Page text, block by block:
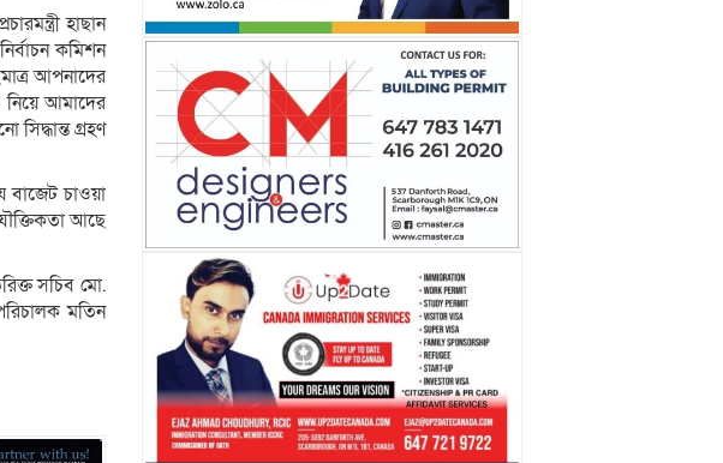
হাছান
কমিশন
আপনাদের
আমাদের
গ্রহণ
বাজেট চাওয়া
আছে
সচিব মো.
মতিন